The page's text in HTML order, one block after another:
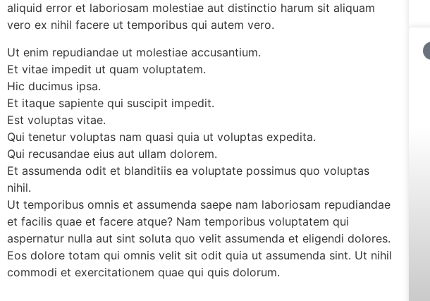
aliquid error et laboriosam molestiae aut distinctio harum sit aliquam
vero ex nihil facere ut temporibus qui autem vero.
Ut enim repudiandae ut molestiae accusantium.
Et vitae impedit ut quam voluptatem.
Hic ducimus ipsa.
Et itaque sapiente qui suscipit impedit.
Est voluptas vitae.
Qui tenetur voluptas nam quasi quia ut voluptas expedita.
Qui recusandae eius aut ullam dolorem.
Et assumenda odit et blanditiis ea voluptate possimus quo voluptas
nihil.
Ut temporibus omnis et assumenda saepe nam laboriosam repudiandae
et facilis quae et facere atque? Nam temporibus voluptatem qui
aspernatur nulla aut sint soluta quo velit assumenda et eligendi dolores.
Eos dolore totam qui omnis velit sit odit quia ut assumenda sint. Ut nihil
commodi et exercitationem quae qui quis dolorum.